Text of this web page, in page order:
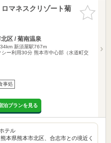
お気に入
りに追加
マネスクリゾート菊
区 / 菊南温泉
新須屋駅767m
シー利用30分 熊本市中心部（水道町交
事処
泊プランを見る
に佇む豪華ホテル
、合志市との境近く